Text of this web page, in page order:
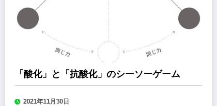
「酸化」と「抗酸化」のシーソーゲーム
2021年11月30日